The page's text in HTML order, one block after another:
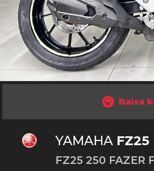
Baixa
YAMAHA FZ25
FZ25 250 FAZER